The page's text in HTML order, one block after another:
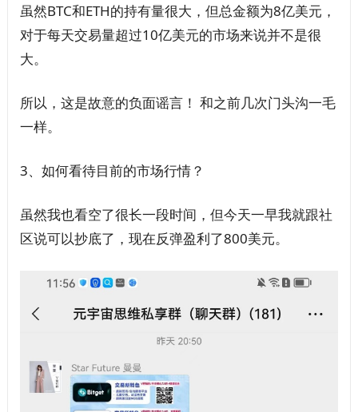
虽然BTC和ETH的持有量很大，但总金额为8亿美元，
对于每天交易量超过10亿美元的市场来说并不是很
大。
所以，这是故意的负面谣言！ 和之前几次门头沟一毛
一样。
3、如何看待目前的市场行情？
虽然我也看空了很长一段时间，但今天一早我就跟社
区说可以抄底了，现在反弹盈利了800美元。